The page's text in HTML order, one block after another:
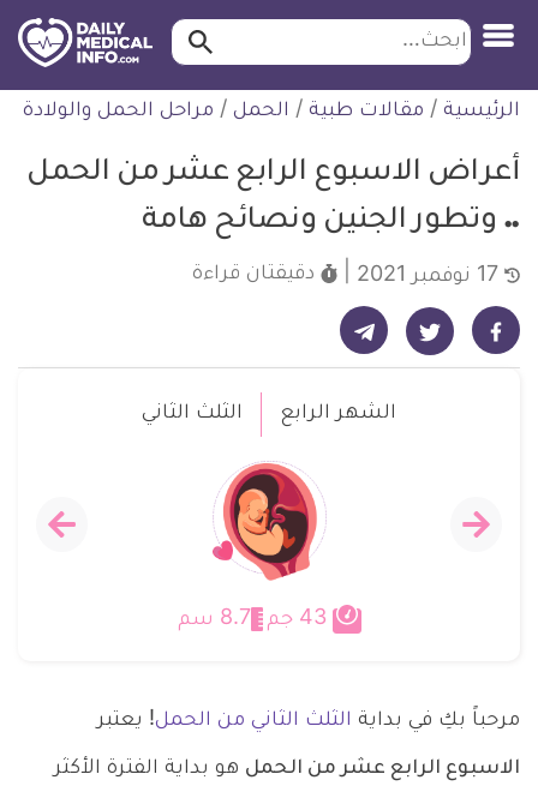
التخطي
للمحتوى
طبية
ابحث ابحث…
الرئيسية / مقالات طبية / الحمل / مراحل الحمل والولادة
أعراض الاسبوع الرابع عشر من الحمل
.. وتطور الجنين ونصائح هامة
دقيقتان قراءة
شارك على فيسبوك - ديلي ميديكال انفو شارك على تويتر - ديلي ميديكال انفو شارك على تيليجرام - ديلي ميديكال انفو
الشهر الرابع الثلث الثاني
أعراض
يتطور
أعراض
..
يتطور
‫8.7 سم
مرحباً بكِ في بداية الثلث الثاني من الحمل! يعتبر
الاسبوع الرابع عشر من الحمل هو بداية الفترة الأكثر